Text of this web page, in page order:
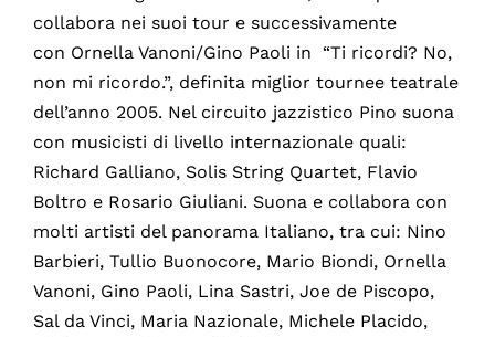
collabora nei suoi tour e successivamente
con Ornella Vanoni/Gino Paoli in “Ti ricordi? No,
non mi ricordo.”, definita miglior tournee teatrale
dell’anno 2005. Nel circuito jazzistico Pino suona
con musicisti di livello internazionale quali:
Richard Galliano, Solis String Quartet, Flavio
Boltro e Rosario Giuliani. Suona e collabora con
molti artisti del panorama Italiano, tra cui: Nino
Barbieri, Tullio Buonocore, Mario Biondi, Ornella
Vanoni, Gino Paoli, Lina Sastri, Joe de Piscopo,
Sal da Vinci, Maria Nazionale, Michele Placido,